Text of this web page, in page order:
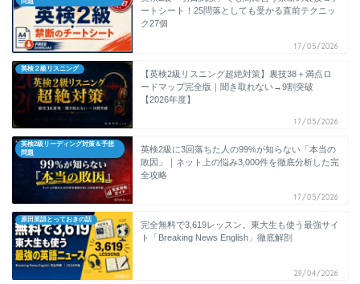
ートシート！25問落としても受かる直前テクニッ
ク27個
17/05/2026
英検２級リスニング
【英検2級リスニング超絶対策】裏技38＋満点ロ
ードマップ完全版｜聞き取れない→9割突破
【2026年度】
17/05/2026
英検2級リーディング対策＆予想
問題
英検2級に3回落ちた人の99%が知らない「本当の
敗因」｜ネット上の悩み3,000件を徹底分析した完
全攻略
17/05/2026
原田英語とっておきの話
完全無料で3,619レッスン。東大生も使う最強サイ
ト「Breaking News English」徹底解剖
29/04/2026